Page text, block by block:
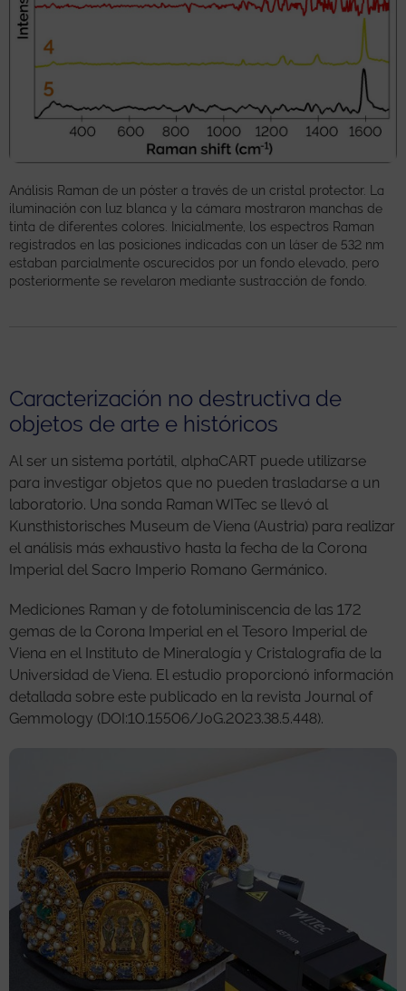
Análisis Raman de un póster a través de un cristal protector. La
iluminación con luz blanca y la cámara mostraron manchas de
tinta de diferentes colores. Inicialmente, los espectros Raman
registrados en las posiciones indicadas con un láser de 532 nm
estaban parcialmente oscurecidos por un fondo elevado, pero
posteriormente se revelaron mediante sustracción de fondo.
Caracterización no destructiva de
objetos de arte e históricos
Al ser un sistema portátil, alphaCART puede utilizarse
para investigar objetos que no pueden trasladarse a un
laboratorio. Una sonda Raman WITec se llevó al
Kunsthistorisches Museum de Viena (Austria) para realizar
el análisis más exhaustivo hasta la fecha de la Corona
Imperial del Sacro Imperio Romano Germánico.
Mediciones Raman y de fotoluminiscencia de las 172
gemas de la Corona Imperial en el Tesoro Imperial de
Viena en el Instituto de Mineralogía y Cristalografía de la
Universidad de Viena. El estudio proporcionó información
detallada sobre este publicado en la revista Journal of
Gemmology (DOI:10.15506/JoG.2023.38.5.448).